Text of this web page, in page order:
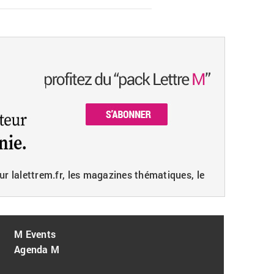
lalettrem.fr, les magazines thématiques, le
M Events
Agenda M